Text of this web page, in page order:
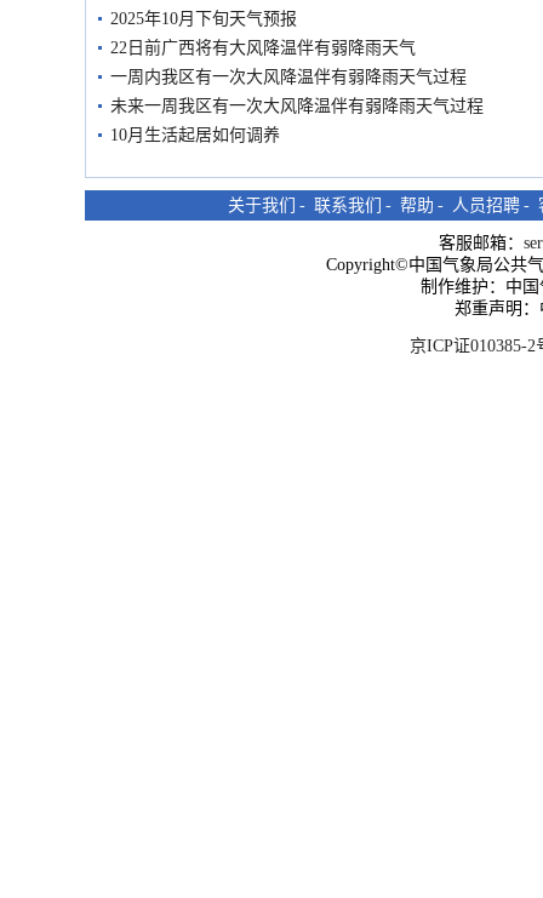
2025年10月下旬天气预报
22日前广西将有大风降温伴有弱降雨天气
一周内我区有一次大风降温伴有弱降雨天气过程
未来一周我区有一次大风降温伴有弱降雨天气过程
10月生活起居如何调养
关于我们 - 联系我们 - 帮助 - 人员招聘 -
客服邮箱：
Copyright©中国气象局公共
制作维护：中
郑重声明
京ICP证010385-2